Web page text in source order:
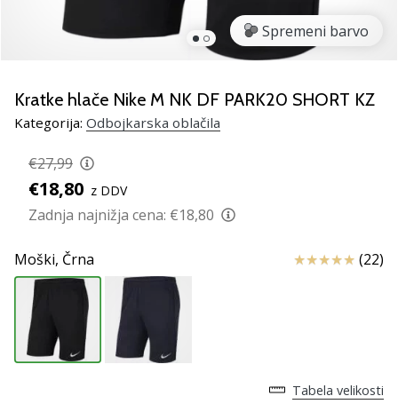
odbojkarski/a
navdušenec/ka,
mi?
Pridruži
nam
kot
brend
ambasador/ka.
11. 8. 2022
2 min. branja
Weplayvolleyball
affiliate
Spremeni barvo
Kratke hlače Nike M NK DF PARK20 SHORT KZ
Kategorija: Odbojkarska oblačila
€27,99
€18,80 z DDV
Zadnja najnižja cena: €18,80
Moški, Črna Ocena izdelka
(22)
Tabela velikosti